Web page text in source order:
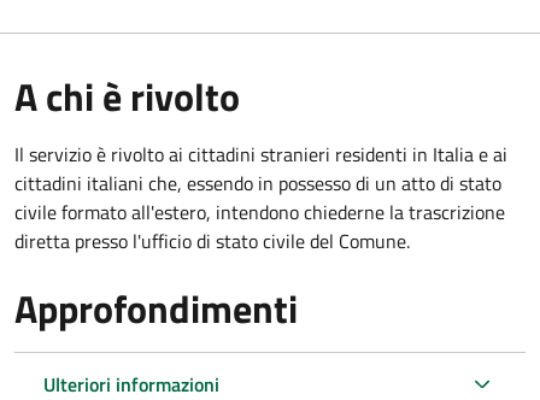
A chi è rivolto
Il servizio è rivolto ai cittadini stranieri residenti in Italia e ai
cittadini italiani che, essendo in possesso di un atto di stato
civile formato all'estero, intendono chiederne la trascrizione
diretta presso l'ufficio di stato civile del Comune.
Approfondimenti
Ulteriori informazioni